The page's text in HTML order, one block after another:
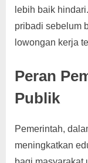
lebih baik
pribadi sebelum
lowongan kerja
Peran
Publik
Pemerintah,
meningkatkan